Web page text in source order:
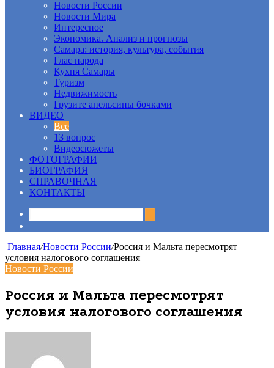
Новости России
Новости Мира
Интересное
Экономика. Анализ и прогнозы
Самара: история, культура, события
Глас народа
Кухня Самары
Туризм
Недвижимость
Грузите апельсины бочками
ВИДЕО
Все
13 вопрос
Видеосюжеты
ФОТОГРАФИИ
БИОГРАФИЯ
СПРАВОЧНАЯ
КОНТАКТЫ
Главная/Новости России/Россия и Мальта пересмотрят
условия налогового соглашения
Новости России
Россия и Мальта пересмотрят
условия налогового соглашения